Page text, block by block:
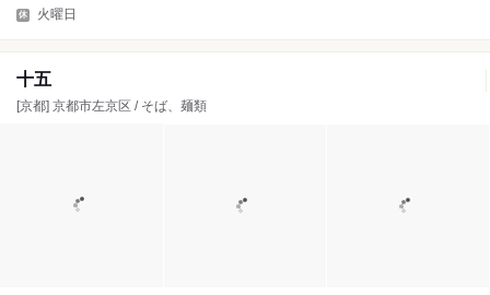
火曜日
十五
[京都] 京都市左京区 / そば、麺類